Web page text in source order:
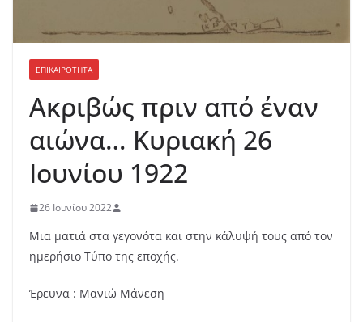
ΕΠΙΚΑΙΡΟΤΗΤΑ
Ακριβώς πριν από έναν
αιώνα… Κυριακή 26
Ιουνίου 1922
26 Ιουνίου 2022
Μια ματιά στα γεγονότα και στην κάλυψή τους από τον
ημερήσιο Τύπο της εποχής.
Έρευνα : Μανιώ Μάνεση